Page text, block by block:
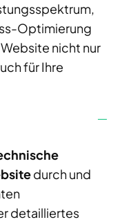
Optimierung
nicht nur
für Ihre
durch und
detailliertes